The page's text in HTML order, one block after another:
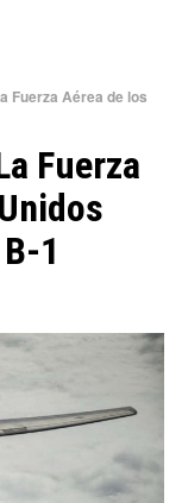
Fuerza Aérea de los
Fuerza
1